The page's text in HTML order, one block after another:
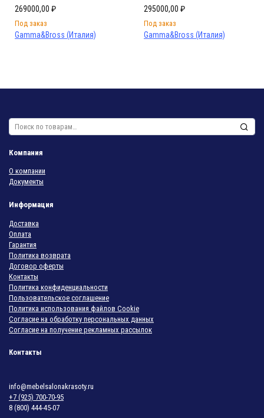
269000,00 ₽
Под заказ
Gamma&Bross (Италия)
295000,00 ₽
Под заказ
Gamma&Bross (Италия)
Искать:
Компания
О компании
Документы
Информация
Доставка
Оплата
Гарантия
Политика возврата
Договор оферты
Контакты
Политика конфиденциальности
Пользовательское соглашение
Политика использования файлов Cookie
Согласие на обработку персональных данных
Согласие на получение рекламных рассылок
Контакты
info@mebelsalonakrasoty.ru
+7 (925) 700-70-95
8 (800) 444-45-07